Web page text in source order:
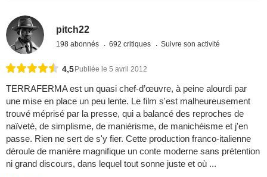
pitch22
198 abonnés 692 critiques Suivre son activité
4,5Publiée le 5 avril 2012
TERRAFERMA est un quasi chef-d’œuvre, à peine alourdi par
une mise en place un peu lente. Le film s'est malheureusement
trouvé méprisé par la presse, qui a balancé des reproches de
naïveté, de simplisme, de maniérisme, de manichéisme et j'en
passe. Rien ne sert de s'y fier. Cette production franco-italienne
déroule de manière magnifique un conte moderne sans prétention
ni grand discours, dans lequel tout sonne juste et où ...